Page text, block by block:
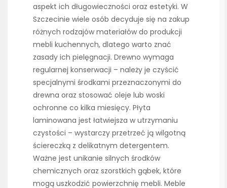
aspekt ich długowieczności oraz estetyki. W
Szczecinie wiele osób decyduje się na zakup
różnych rodzajów materiałów do produkcji
mebli kuchennych, dlatego warto znać
zasady ich pielęgnacji. Drewno wymaga
regularnej konserwacji – należy je czyścić
specjalnymi środkami przeznaczonymi do
drewna oraz stosować oleje lub woski
ochronne co kilka miesięcy. Płyta
laminowana jest łatwiejsza w utrzymaniu
czystości – wystarczy przetrzeć ją wilgotną
ściereczką z delikatnym detergentem.
Ważne jest unikanie silnych środków
chemicznych oraz szorstkich gąbek, które
mogą uszkodzić powierzchnię mebli. Meble